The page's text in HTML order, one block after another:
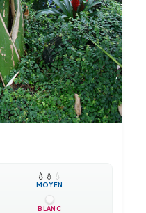
💧 💧 💧
MOYEN
BLANC